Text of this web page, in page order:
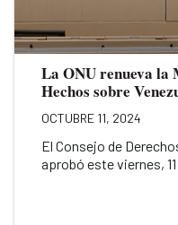
La ONU renueva la
Hechos sobre
OCTUBRE 11, 2024
El Consejo de
aprobó este viernes,